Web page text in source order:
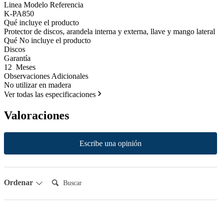
Linea Modelo Referencia
K-PA850
Qué incluye el producto
Protector de discos, arandela interna y externa, llave y mango lateral
Qué No incluye el producto
Discos
Garantía
12 Meses
Observaciones Adicionales
No utilizar en madera
Ver todas las especificaciones
Valoraciones
Escribe una opinión
Ordenar
New content loaded